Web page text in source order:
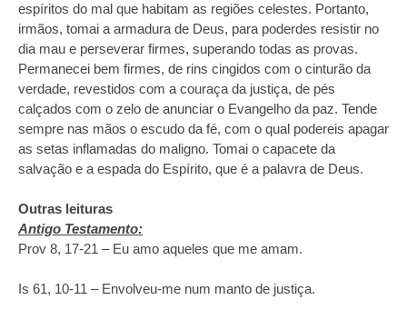
espíritos do mal que habitam as regiões celestes. Portanto,
irmãos, tomai a armadura de Deus, para poderdes resistir no
dia mau e perseverar firmes, superando todas as provas.
Permanecei bem firmes, de rins cingidos com o cinturão da
verdade, revestidos com a couraça da justiça, de pés
calçados com o zelo de anunciar o Evangelho da paz. Tende
sempre nas mãos o escudo da fé, com o qual podereis apagar
as setas inflamadas do maligno. Tomai o capacete da
salvação e a espada do Espírito, que é a palavra de Deus.
Outras leituras
Antigo Testamento:
Prov 8, 17‑21 – Eu amo aqueles que me amam.
Is 61, 10‑11 – Envolveu‑me num manto de justiça.